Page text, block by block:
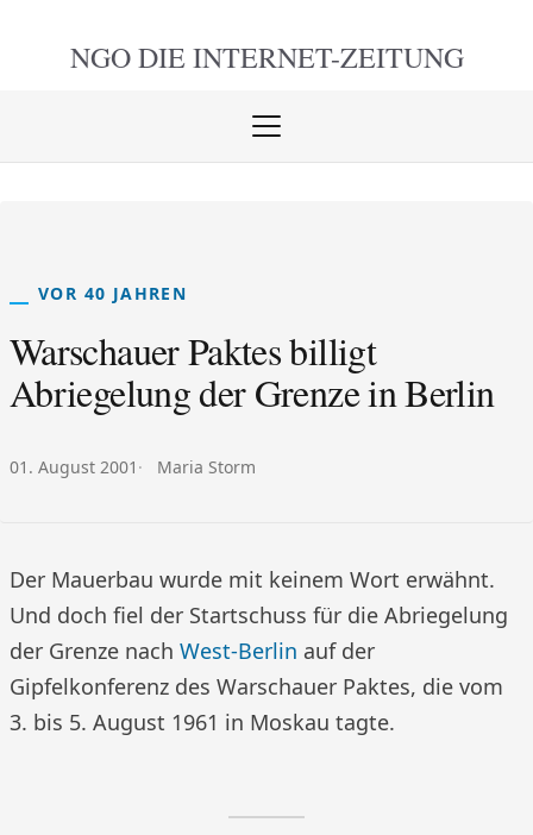
NGO DIE INTERNET-ZEITUNG
Menü
VOR 40 JAHREN
Warschauer Paktes billigt
Abriegelung der Grenze in Berlin
Veröffentlicht am:
01. August 2001 Autor:
Maria Storm
Der Mauerbau wurde mit keinem Wort erwähnt.
Und doch fiel der Startschuss für die Abriegelung
der Grenze nach West-Berlin auf der
Gipfelkonferenz des Warschauer Paktes, die vom
3. bis 5. August 1961 in Moskau tagte.